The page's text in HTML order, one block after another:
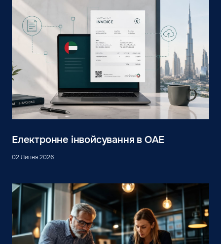
Електронне інвойсування в ОАЕ
02 Липня 2026